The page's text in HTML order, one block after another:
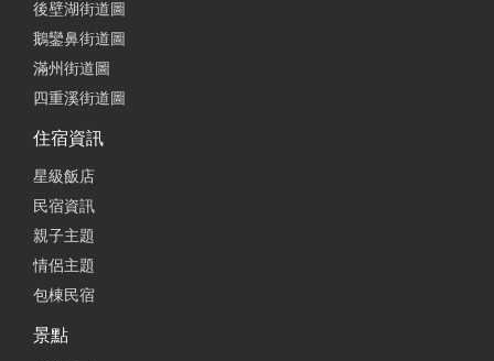
這次是租機車，所以未評價房間。 店家的位置很棒，
近福安宮、看海美術館，前往四重溪溫泉區也不會太
和老闆事先溝通ok若可續用，延時1小時$50計。店家
設有置物櫃可寄放行李，方便旅客輕裝遊車城。
後壁湖街道圖
鵝鑾鼻街道圖
滿州街道圖
四重溪街道圖
住宿資訊
星級飯店
民宿資訊
親子主題
情侶主題
包棟民宿
景點